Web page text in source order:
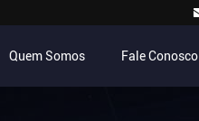
Quem Somos Fale Conosco